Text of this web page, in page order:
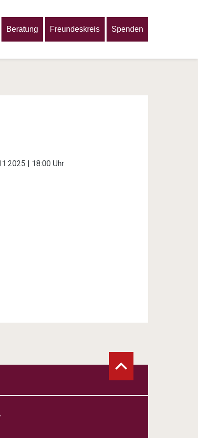
Beratung Freundeskreis Spenden
| 18:00 Uhr